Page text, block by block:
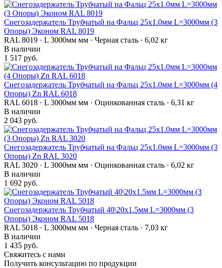
Снегозадержатель Трубчатый на Фальц 25х1.0мм L=3000мм (3
Опоры) Эконом RAL 8019
RAL 8019 · L 3000мм мм · Черная сталь · 6,02 кг
В наличии
1 517 руб.
Снегозадержатель Трубчатый на Фальц 25х1.0мм L=3000мм (4
Опоры) Zn RAL 6018
RAL 6018 · L 3000мм мм · Оцинкованная сталь · 6,31 кг
В наличии
2 043 руб.
Снегозадержатель Трубчатый на Фальц 25х1.0мм L=3000мм (3
Опоры) Zn RAL 3020
RAL 3020 · L 3000мм мм · Оцинкованная сталь · 6,02 кг
В наличии
1 692 руб.
Снегозадержатель Трубчатый 40\20х1.5мм L=3000мм (3
Опоры) Эконом RAL 5018
RAL 5018 · L 3000мм мм · Черная сталь · 7,03 кг
В наличии
1 435 руб.
Свяжитесь с нами
Получить консультацию по продукции